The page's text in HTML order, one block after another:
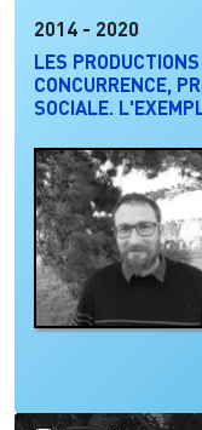
2014 - 2020
LES
CONCURRENCE,
SOCIALE.